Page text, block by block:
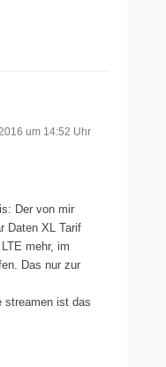
um 14:52 Uhr
Der von mir
Daten XL Tarif
mehr, im
Das nur zur
streamen ist das